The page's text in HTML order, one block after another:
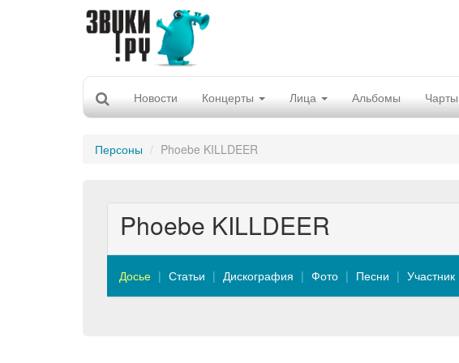
Новости Концерты Лица Альбомы Чарты
Персоны Phoebe KILLDEER
Phoebe KILLDEER
Досье Статьи Дискография Фото Песни Участник